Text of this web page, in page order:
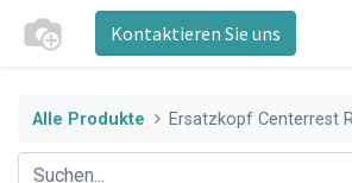
Kontaktieren Sie uns
Alle Produkte Ersatzkopf Centerrest